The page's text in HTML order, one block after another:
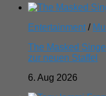
Entertainment /
The Masked
zur neuen Staffel
6. Aug 2026